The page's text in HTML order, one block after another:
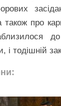
також про
і тодішній